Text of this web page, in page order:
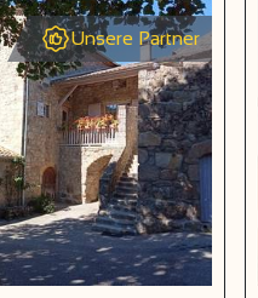
Unsere Partner